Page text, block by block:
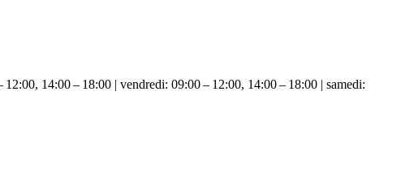
14:00 – 18:00 | vendredi: 09:00 – 12:00, 14:00 – 18:00 | samedi: